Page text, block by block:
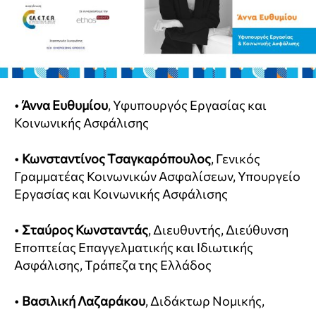
•Άννα Ευθυμίου, Υφυπουργός Εργασίας και
Κοινωνικής Ασφάλισης
• Κωνσταντίνος Τσαγκαρόπουλος, Γενικός
Γραμματέας Κοινωνικών Ασφαλίσεων, Υπουργείο
Εργασίας και Κοινωνικής Ασφάλισης
• Σταύρος Κωνσταντάς, Διευθυντής, Διεύθυνση
Εποπτείας Επαγγελματικής και Ιδιωτικής
Ασφάλισης, Τράπεζα της Ελλάδος
• Βασιλική Λαζαράκου, Διδάκτωρ Νομικής,